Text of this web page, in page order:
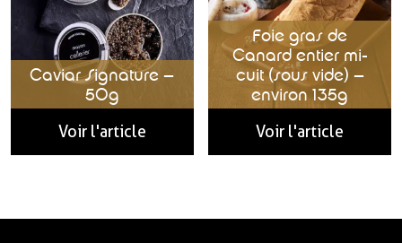
Caviar Signature –
50g
Voir l'article
Foie gras de
Canard entier mi-
cuit (sous vide) –
environ 135g
Voir l'article